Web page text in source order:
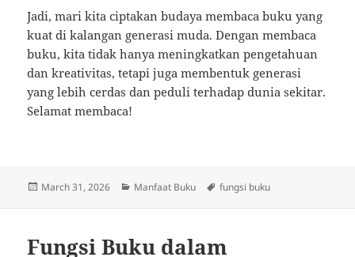
Jadi, mari kita ciptakan budaya membaca buku yang
kuat di kalangan generasi muda. Dengan membaca
buku, kita tidak hanya meningkatkan pengetahuan
dan kreativitas, tetapi juga membentuk generasi
yang lebih cerdas dan peduli terhadap dunia sekitar.
Selamat membaca!
Posted
March 31, 2026 Categories
Manfaat Buku Tags
fungsi buku
Fungsi Buku dalam